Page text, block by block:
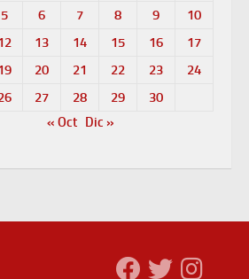
5 6 7 8 9
10
13 14 15 16
17
20 21 22 23
24
27 28 29
30
« Oct Dic »